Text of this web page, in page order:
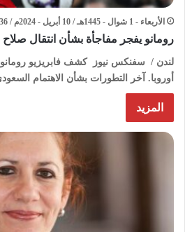
الأربعاء - 1 شوال - 1445هـ / 10 أبريل - 2024م / 2:36 مساءً
رومانو يفجر مفاجأة بشأن انتقال صلاح
لندن / سفنكس نيوز كشف فابريزيو رومانو
أوروبا. آخر التطورات بشأن الاهتمام
المزيد